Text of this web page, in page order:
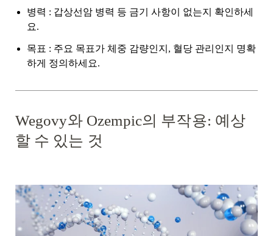
병력 : 갑상선암 병력 등 금기 사항이 없는지 확인하세
요.
목표 : 주요 목표가 체중 감량인지, 혈당 관리인지 명확
하게 정의하세요.
Wegovy와 Ozempic의 부작용: 예상
할 수 있는 것